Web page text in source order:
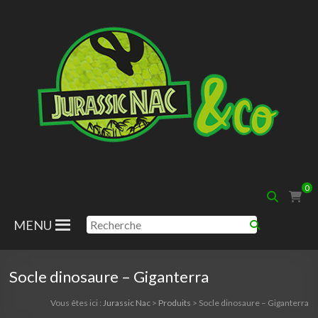
Nac
0
MENU
Socle dinosaure – Giganterra
Vous êtes ici : Jurassic Nac> Produits > Socle dinosaure – Giganterra